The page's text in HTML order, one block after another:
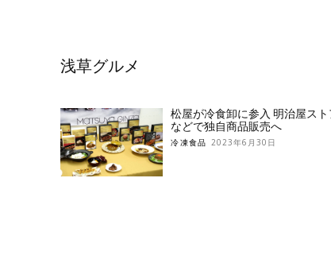
浅草グルメ
松屋が冷食卸に参入 明治屋スト
などで独自商品販売へ
冷凍食品 2023年6月30日